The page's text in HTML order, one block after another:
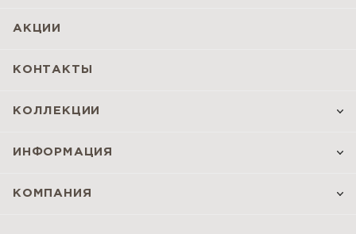
АКЦИИ
КОНТАКТЫ
КОЛЛЕКЦИИ
ИНФОРМАЦИЯ
КОМПАНИЯ